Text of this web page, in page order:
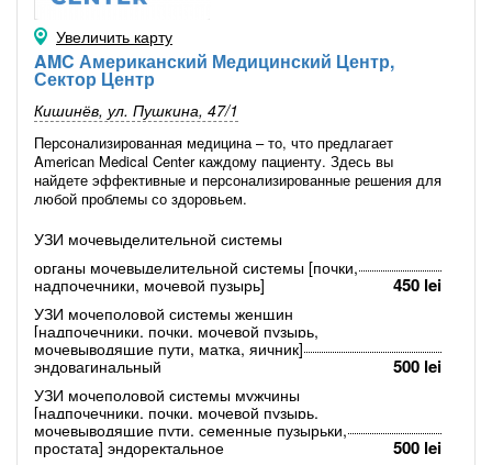
Увеличить карту
AMC Американский Медицинский Центр,
Сектор Центр
Кишинёв, ул. Пушкина, 47/1
Персонализированная медицина – то, что предлагает
American Medical Center каждому пациенту. Здесь вы
найдете эффективные и персонализированные решения для
любой проблемы со здоровьем.
УЗИ мочевыделительной системы
органы мочевыделительной системы [почки,
надпочечники, мочевой пузырь]
450 lei
УЗИ мочеполовой системы женщин
[надпочечники, почки, мочевой пузырь,
мочевыводящие пути, матка, яичник]
эндовагинальный
500 lei
УЗИ мочеполовой системы мужчины
[надпочечники, почки, мочевой пузырь,
мочевыводящие пути, семенные пузырьки,
простата] эндоректальное
500 lei